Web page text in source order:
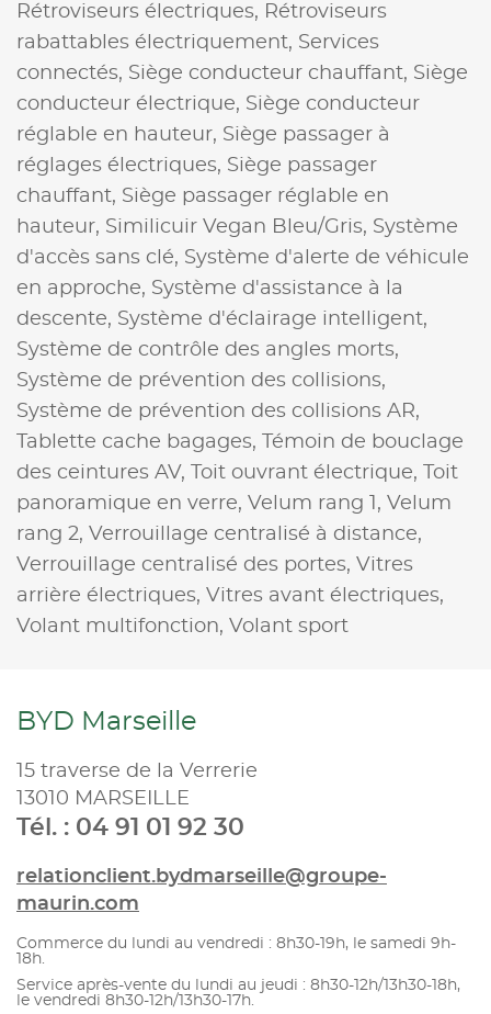
Rétroviseurs électriques, Rétroviseurs
rabattables électriquement, Services
connectés, Siège conducteur chauffant, Siège
conducteur électrique, Siège conducteur
réglable en hauteur, Siège passager à
réglages électriques, Siège passager
chauffant, Siège passager réglable en
hauteur, Similicuir Vegan Bleu/Gris, Système
d'accès sans clé, Système d'alerte de véhicule
en approche, Système d'assistance à la
descente, Système d'éclairage intelligent,
Système de contrôle des angles morts,
Système de prévention des collisions,
Système de prévention des collisions AR,
Tablette cache bagages,
Témoin de bouclage
des ceintures AV,
Toit ouvrant électrique,
Toit
panoramique en verre, Velum rang 1, Velum
rang 2, Verrouillage centralisé à distance,
Verrouillage centralisé des portes, Vitres
arrière électriques, Vitres avant électriques,
Volant multifonction, Volant sport
BYD Marseille
15 traverse de la Verrerie
13010 MARSEILLE
Tél. : 04 91 01 92 30
relationclient.bydmarseille@groupe-
maurin.com
Commerce du lundi au vendredi : 8h30-19h, le samedi 9h-
18h.
Service après-vente du lundi au jeudi : 8h30-12h/13h30-18h,
le vendredi 8h30-12h/13h30-17h.